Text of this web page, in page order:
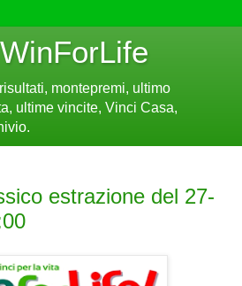
montepremi, ultimo
ultime vincite, Vinci Casa,
estrazione del 27-